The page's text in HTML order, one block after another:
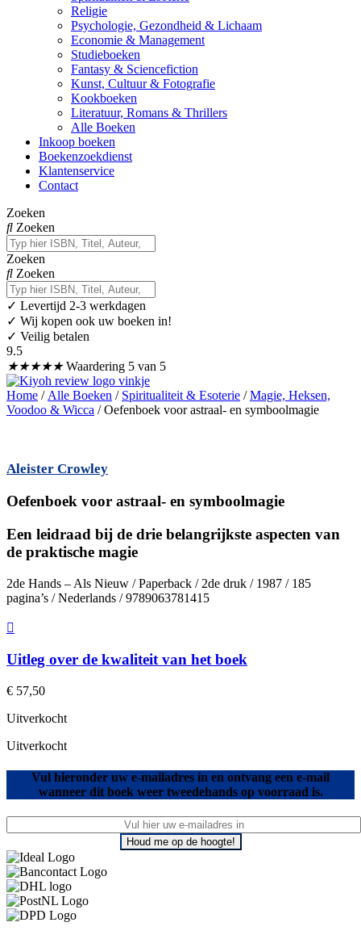
Religie
Psychologie, Gezondheid & Lichaam
Economie & Management
Studieboeken
Fantasy & Sciencefiction
Kunst, Cultuur & Fotografie
Kookboeken
Literatuur, Romans & Thrillers
Alle Boeken
Inkoop boeken
Boekenzoekdienst
Klantenservice
Contact
Zoeken
Zoeken
Zoeken
Zoeken
✓ Levertijd 2-3 werkdagen
✓ Wij kopen ook uw boeken in!
✓ Veilig betalen
9.5
★★★★★ Waardering 5 van 5
Home / Alle Boeken / Spiritualiteit & Esoterie /Magie, Heksen,
Voodoo & Wicca / Oefenboek voor astraal- en symboolmagie
Aleister Crowley
Oefenboek voor astraal- en symboolmagie
Een leidraad bij de drie belangrijkste aspecten van
de praktische magie
2de Hands – Als Nieuw / Paperback / 2de druk / 1987 / 185
pagina’s / Nederlands / 9789063781415
Uitleg over de kwaliteit van het boek
€ 57,50
Uitverkocht
Uitverkocht
Vul hieronder uw e-mailadres in en ontvang een e-mail
wanneer dit boek weer tweedehands op voorraad is.
Houd me op de hoogte!